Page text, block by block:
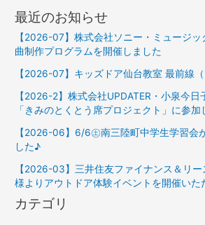
最近のお知らせ
【2026-07】株式会社ソニー・ミュージ
曲制作プログラムを開催しました
【2026-07】キッズドア仙台教室 最前線
【2026-2】株式会社UPDATER・小泉今日
「きみのとくとう席プロジェクト」に参加
【2026-06】6/6㊏南三陸町中学生学習会
した♪
【2026-03】三井住友ファイナンス＆リ
様よりアウトドア体験イベントを開催いた
カテゴリ